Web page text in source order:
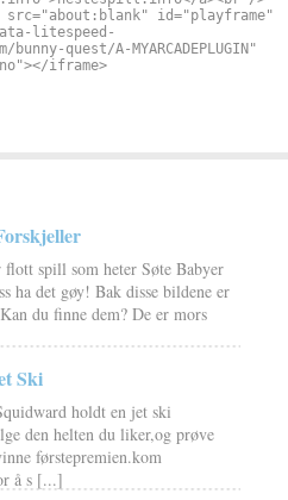
spill som heter Søte Babyer
ha det gøy! Bak disse bildene er
du finne dem? De er mors
Ski
holdt en jet ski
den helten du liker,og prøve
førstepremien.kom
å s [...]